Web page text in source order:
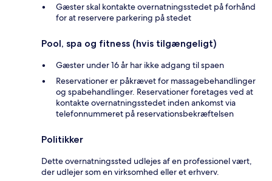
Gæster skal kontakte overnatningsstedet på forhånd
for at reservere parkering på stedet
Pool, spa og fitness (hvis tilgængeligt)
Gæster under 16 år har ikke adgang til spaen
Reservationer er påkrævet for massagebehandlinger
og spabehandlinger. Reservationer foretages ved at
kontakte overnatningsstedet inden ankomst via
telefonnummeret på reservationsbekræftelsen
Politikker
Dette overnatningssted udlejes af en professionel vært,
der udlejer som en virksomhed eller et erhverv.